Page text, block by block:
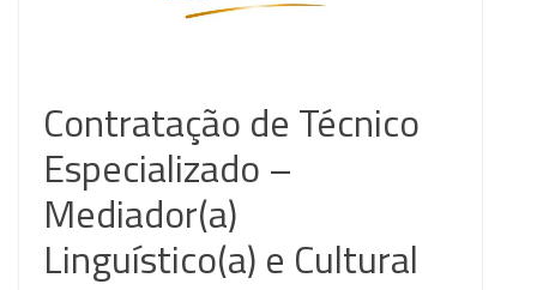
Contratação de Técnico
Especializado –
Mediador(a)
Linguístico(a) e Cultural